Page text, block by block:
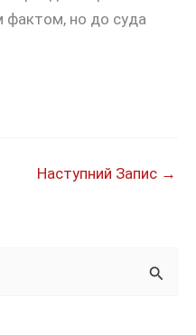
но до суда
Наступний Запис →